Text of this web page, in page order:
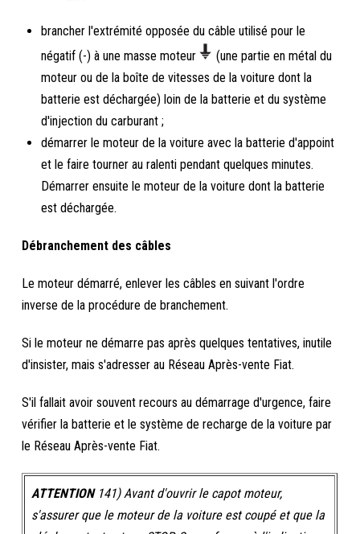
brancher l'extrémité opposée du câble utilisé pour le
négatif (-) à une masse moteur
(une partie en métal du
moteur ou de la boîte de vitesses de la voiture dont la
batterie est déchargée) loin de la batterie et du système
d'injection du carburant ;
démarrer le moteur de la voiture avec la batterie d'appoint
et le faire tourner au ralenti pendant quelques minutes.
Démarrer ensuite le moteur de la voiture dont la batterie
est déchargée.
Débranchement des câbles
Le moteur démarré, enlever les câbles en suivant l'ordre
inverse de la procédure de branchement.
Si le moteur ne démarre pas après quelques tentatives, inutile
d'insister, mais s'adresser au Réseau Après-vente Fiat.
S'il fallait avoir souvent recours au démarrage d'urgence, faire
vérifier la batterie et le système de recharge de la voiture par
le Réseau Après-vente Fiat.
ATTENTION141) Avant d'ouvrir le capot moteur,
s'assurer que le moteur de la voiture est coupé et que la